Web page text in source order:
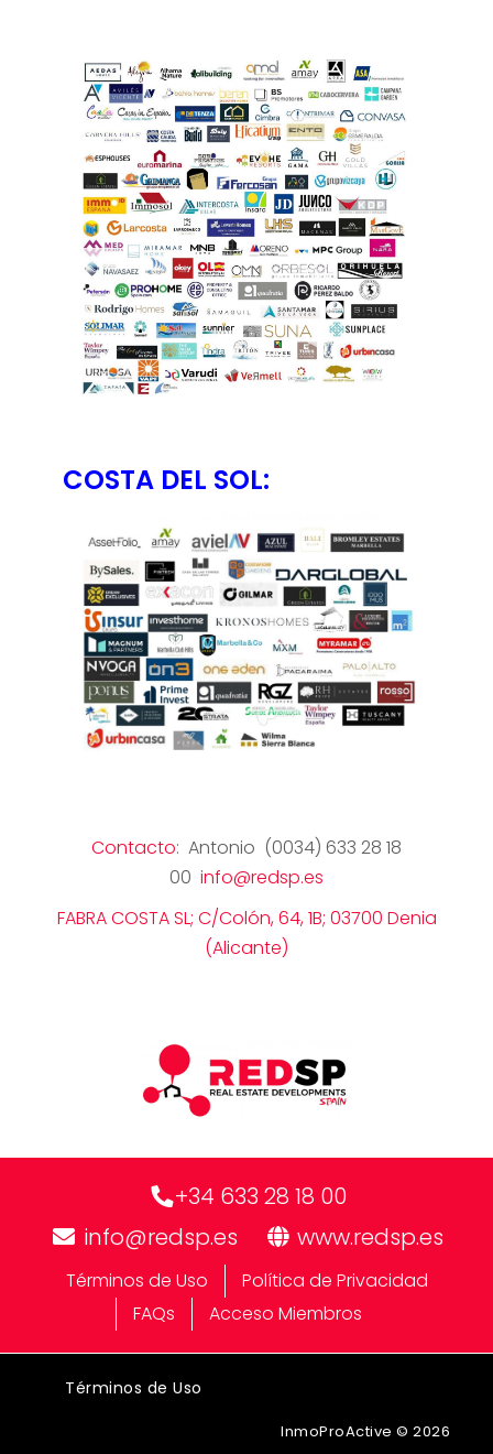
COSTA DEL SOL:
Contacto: Antonio (0034) 633 28 18
00 info@redsp.es
FABRA COSTA SL; C/Colón, 64, 1B; 03700 Denia
(Alicante)
+34 633 28 18 00
info@redsp.es
www.redsp.es
Términos de Uso
Política de Privacidad
FAQs
Acceso Miembros
Términos de Uso
InmoProActive © 2026